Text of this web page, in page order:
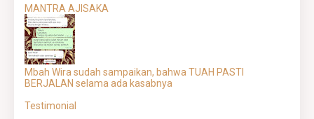
MANTRA AJISAKA
Mbah Wira sudah sampaikan, bahwa TUAH PASTI
BERJALAN selama ada kasabnya
Testimonial